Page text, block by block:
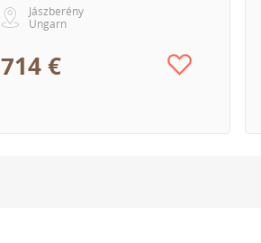
Jászberény
Ungarn
714 €